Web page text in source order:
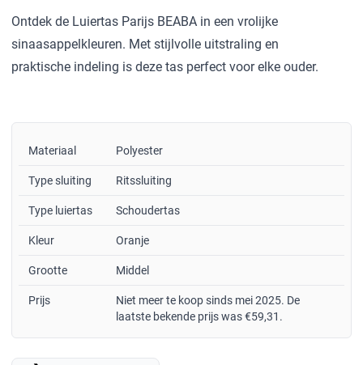
Ontdek de Luiertas Parijs BEABA in een vrolijke
sinaasappelkleuren. Met stijlvolle uitstraling en
praktische indeling is deze tas perfect voor elke ouder.
Materiaal Polyester
Type sluiting Ritssluiting
Type luiertas Schoudertas
Kleur Oranje
Grootte Middel
Prijs
Niet meer te koop sinds mei 2025. De
laatste bekende prijs was €59,31.